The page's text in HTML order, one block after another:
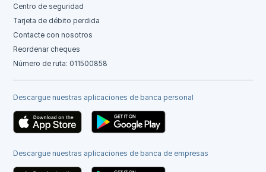
Centro de seguridad
Tarjeta de débito perdida
Contacte con nosotros
Reordenar cheques
Número de ruta: 011500858
Descargue nuestras aplicaciones de banca personal
Descargue nuestras aplicaciones de banca de empresas